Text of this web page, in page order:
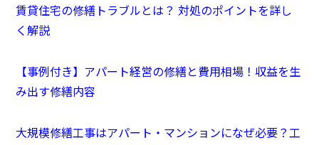
賃貸住宅の修繕トラブルとは？ 対処のポイントを詳し
く解説
【事例付き】アパート経営の修繕と費用相場！収益を生
み出す修繕内容
大規模修繕工事はアパート・マンションになぜ必要？工